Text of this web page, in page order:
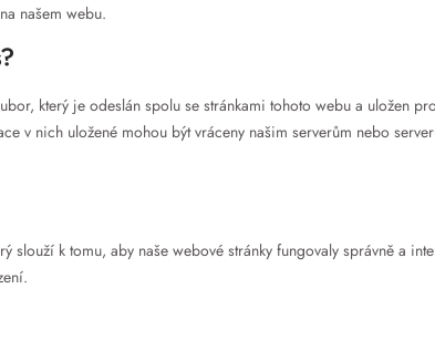
našem webu.
který je odeslán spolu se stránkami tohoto webu a uložen
v nich uložené mohou být vráceny našim serverům nebo
slouží k tomu, aby naše webové stránky fungovaly správně a